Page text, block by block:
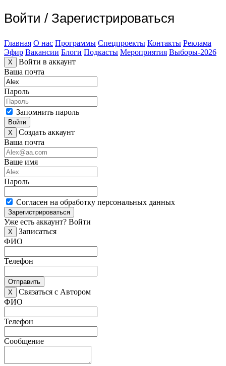
Войти / Зарегистрироваться
Главная О нас Программы Спецпроекты Контакты Реклама
Эфир Вакансии Блоги Подкасты Мероприятия Выборы-2026
X
Войти в аккаунт
Ваша почта
Пароль
Запомнить пароль
Войти
X
Создать аккаунт
Ваша почта
Ваше имя
Пароль
Согласен на обработку персональных данных
Зарегистрироваться
Уже есть аккаунт? Войти
X
Записаться
ФИО
Телефон
Отправить
X
Связаться с Автором
ФИО
Телефон
Сообщение